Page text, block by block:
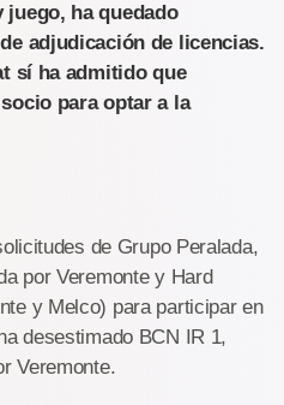
ha quedado
adjudicación de licencias.
sí ha admitido que
para optar a la
de Grupo Peralada,
por Veremonte y Hard
y Melco) para participar en
desestimado BCN IR 1,
Veremonte.